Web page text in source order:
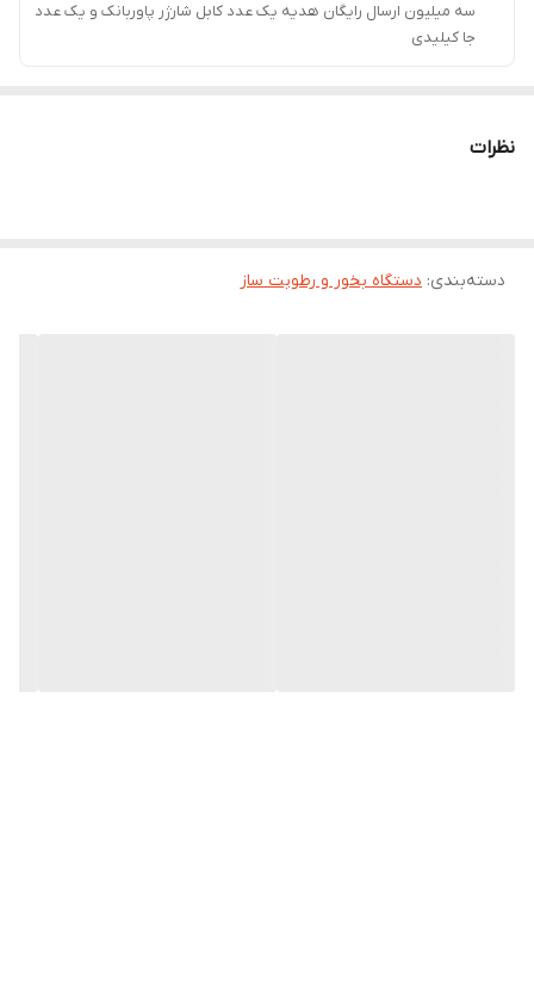
سه میلیون ارسال رایگان هدیه یک عدد کابل شارژر پاوربانک و یک عدد
جا کیلیدی
نظرات
دسته‌بندی: دستگاه بخور و رطوبت ساز